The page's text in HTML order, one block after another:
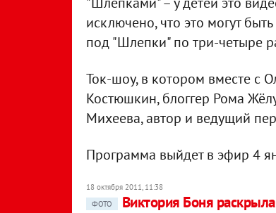
исключено, что это могут
под "Шлепки" по три-четыре
Ток-шоу, в котором вместе с
Костюшкин, блоггер Рома
Михеева, автор и ведущий
Программа выйдет в эфир 4
18 октября 2011, 11:38
ФОТО
Виктория Боня